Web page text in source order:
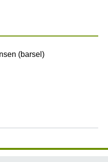
(barsel)